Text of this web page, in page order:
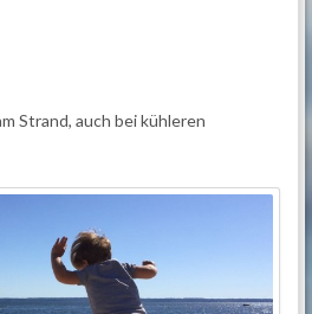
Strand, auch bei kühleren